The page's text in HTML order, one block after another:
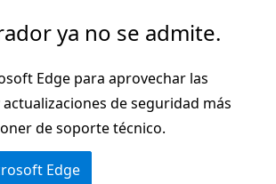
ya no se admite.
Edge para aprovechar las
de seguridad más
de soporte técnico.
Edge